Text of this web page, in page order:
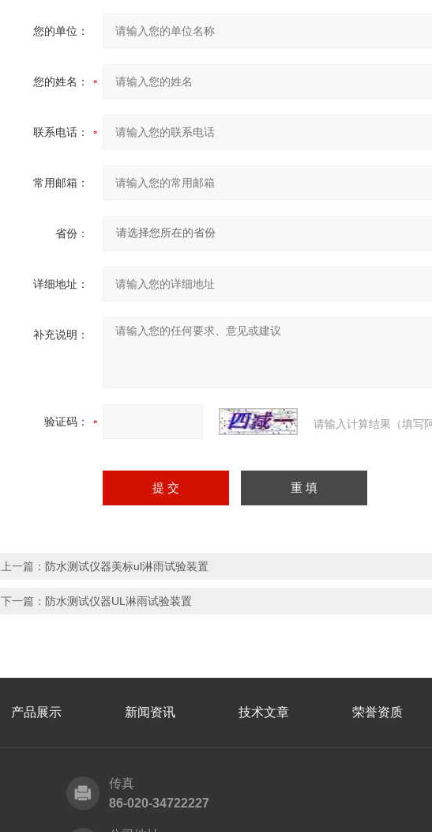
您的单位：
您的姓名：
联系电话：
常用邮箱：
省份：
详细地址：
补充说明：
验证码： 请输入计算结果（填写
上一篇： 防水测试仪器美标ul淋雨试验装置
下一篇： 防水测试仪器UL淋雨试验装置
产品展示 新闻资讯 技术文章 荣誉资质
传真
86-020-34722227